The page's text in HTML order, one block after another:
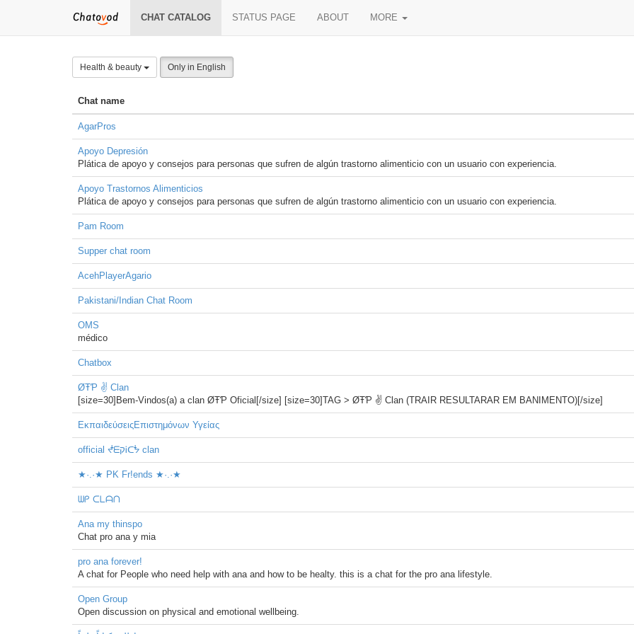
CHAT CATALOG STATUS PAGE ABOUT MORE
Health & beauty Only in English
Chat name
AgarPros
Apoyo Depresión
Plática de apoyo y consejos para personas que sufren de algún trastorno alimenticio con un usuario con experiencia.
Apoyo Trastornos Alimenticios
Plática de apoyo y consejos para personas que sufren de algún trastorno alimenticio con un usuario con experiencia.
Pam Room
Supper chat room
AcehPlayerAgario
Pakistani/Indian Chat Room
OMS
médico
Chatbox
ØŦƤ ✌ Clan
[size=30]Bem-Vindos(a) a clan ØŦƤ Oficial[/size] [size=30]TAG > ØŦƤ ✌ Clan (TRAIR RESULTARAR EM BANIMENTO)[/size]
ΕκπαιδεύσειςΕπιστημόνων Υγείας
official ᖫᗴקᎥᑕᖭ clan
★·.·★ PK Fr!ends ★·.·★
ᗯᑭ ᑕᒪᗩᑎ
Ana my thinspo
Chat pro ana y mia
pro ana forever!
A chat for People who need help with ana and how to be healty. this is a chat for the pro ana lifestyle.
Open Group
Open discussion on physical and emotional wellbeing.